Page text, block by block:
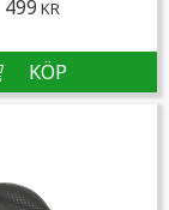
499 KR
i favoriter